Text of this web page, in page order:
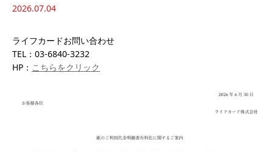
2026.07.04
ライフカードお問い合わせ
TEL：03-6840-3232
HP： こちらをクリック